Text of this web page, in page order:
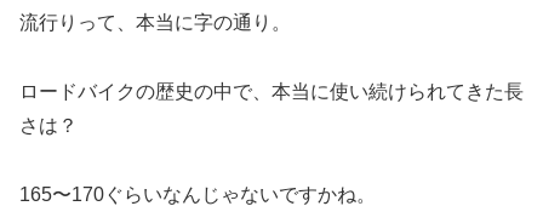
流行りって、本当に字の通り。
ロードバイクの歴史の中で、本当に使い続けられてきた長
さは？
165〜170ぐらいなんじゃないですかね。